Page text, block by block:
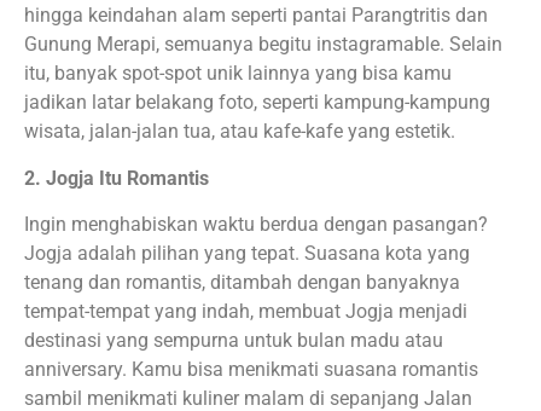
hingga keindahan alam seperti pantai Parangtritis dan
Gunung Merapi, semuanya begitu instagramable. Selain
itu, banyak spot-spot unik lainnya yang bisa kamu
jadikan latar belakang foto, seperti kampung-kampung
wisata, jalan-jalan tua, atau kafe-kafe yang estetik.
2. Jogja Itu Romantis
Ingin menghabiskan waktu berdua dengan pasangan?
Jogja adalah pilihan yang tepat. Suasana kota yang
tenang dan romantis, ditambah dengan banyaknya
tempat-tempat yang indah, membuat Jogja menjadi
destinasi yang sempurna untuk bulan madu atau
anniversary. Kamu bisa menikmati suasana romantis
sambil menikmati kuliner malam di sepanjang Jalan